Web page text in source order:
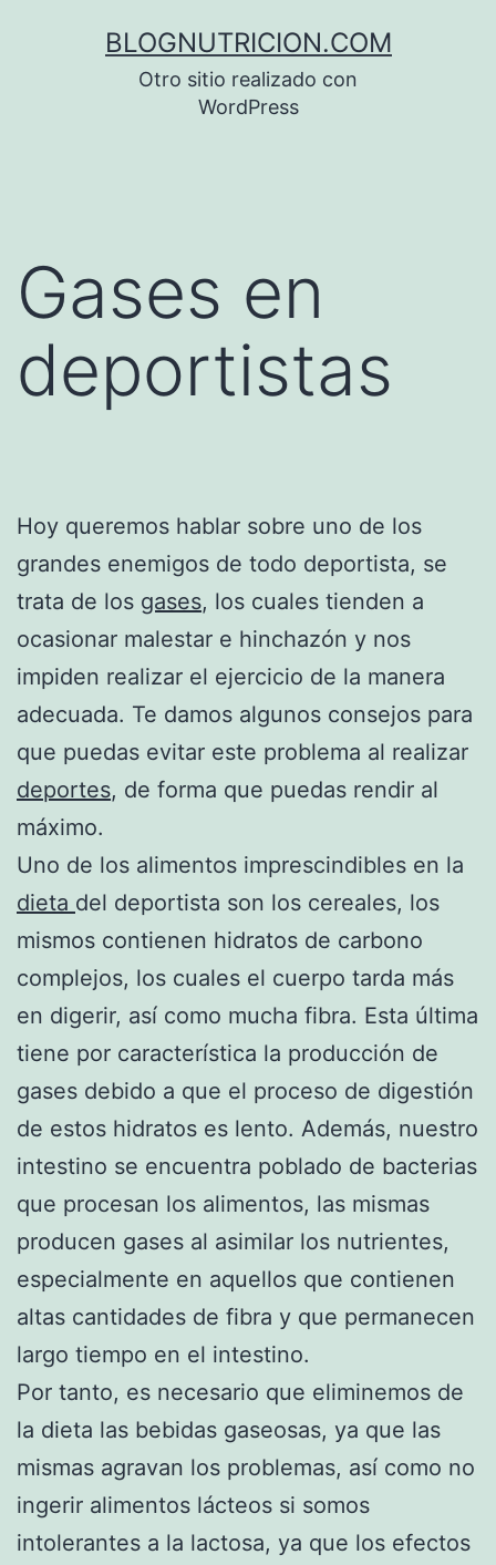
BLOGNUTRICION.COM
Otro sitio realizado con
WordPress
Gases en
deportistas
Hoy queremos hablar sobre uno de los
grandes enemigos de todo deportista, se
trata de los gases, los cuales tienden a
ocasionar malestar e hinchazón y nos
impiden realizar el ejercicio de la manera
adecuada. Te damos algunos consejos para
que puedas evitar este problema al realizar
deportes, de forma que puedas rendir al
máximo.
Uno de los alimentos imprescindibles en la
dieta del deportista son los cereales, los
mismos contienen hidratos de carbono
complejos, los cuales el cuerpo tarda más
en digerir, así como mucha fibra. Esta última
tiene por característica la producción de
gases debido a que el proceso de digestión
de estos hidratos es lento. Además, nuestro
intestino se encuentra poblado de bacterias
que procesan los alimentos, las mismas
producen gases al asimilar los nutrientes,
especialmente en aquellos que contienen
altas cantidades de fibra y que permanecen
largo tiempo en el intestino.
Por tanto, es necesario que eliminemos de
la dieta las bebidas gaseosas, ya que las
mismas agravan los problemas, así como no
ingerir alimentos lácteos si somos
intolerantes a la lactosa, ya que los efectos